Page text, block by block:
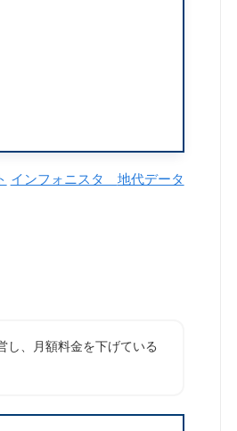
インフォニスタ 地代データ
し、月額料金を下げている